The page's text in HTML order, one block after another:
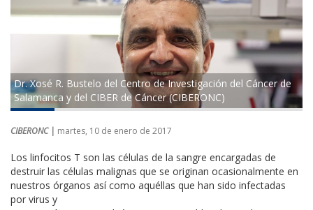
Dr. Xosé R. Bustelo del Centro de Investigación del Cáncer de
Salamanca y del CIBER de Cáncer (CIBERONC)
CIBERONC | martes, 10 de enero de 2017
Los linfocitos T son las células de la sangre encargadas de
destruir las células malignas que se originan ocasionalmente en
nuestros órganos así como aquéllas que han sido infectadas
por virus y